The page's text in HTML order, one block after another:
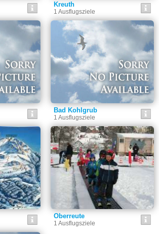
Kreuth
1 Ausflugsziele
Bad Kohlgrub
1 Ausflugsziele
Oberreute
1 Ausflugsziele